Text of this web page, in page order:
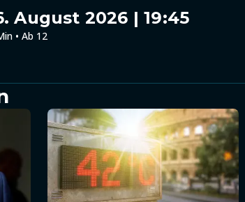
August 2026 | 19:45
• Ab 12